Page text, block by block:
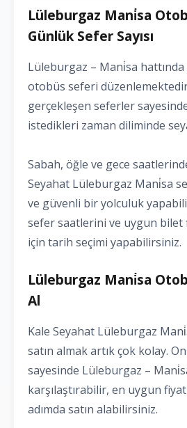
Lüleburgaz Mani̇sa
Günlük Sefer Sayısı
Lüleburgaz – Mani̇sa
otobüs seferi
gerçekleşen seferler
istedikleri zaman diliminde
Sabah, öğle ve gece
Seyahat Lüleburgaz Mani̇sa
ve güvenli bir yolculuk
sefer saatlerini ve uygun bilet
için tarih seçimi yapabilirsiniz.
Lüleburgaz Mani̇sa
Al
Kale Seyahat Lüleburgaz
satın almak artık çok kolay.
sayesinde Lüleburgaz –
karşılaştırabilir, en uygun
adımda satın alabilirsiniz.